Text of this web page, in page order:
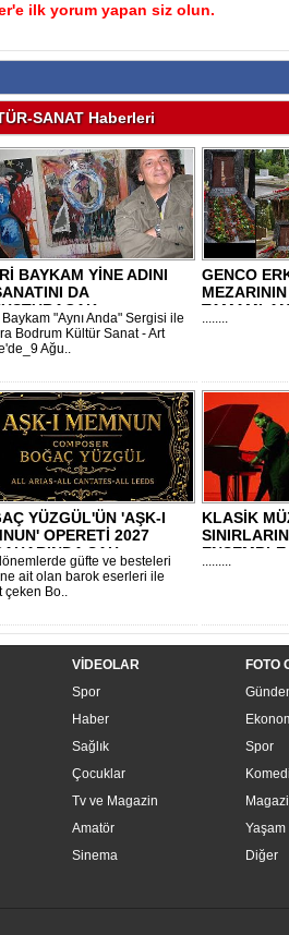
ilk yorum yapan siz olun.
SANAT Haberleri
BAYKAM YİNE ADINI
DA
Baykam "Aynı Anda" Sergisi ile
Bodrum Kültür Sanat - Art
Ağu..
GENCO
MEZARININ
VEFATININ
........
YÜZGÜL'ÜN 'AŞK-I
OPERETİ 2027
SAH..
güfte ve besteleri
ait olan barok eserleri ile
çeken Bo..
KLASİK
ENSEMBLE
.........
VİDEOLAR
Spor
Haber
Sağlık
Çocuklar
Tv ve Magazin
Amatör
Sinema
FOTO
Spor
Komedi
Yaşam
Diğer